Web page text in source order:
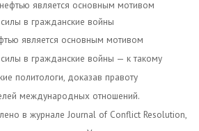
является основным мотивом
в гражданские войны — к такому
политологи, доказав правоту
международных отношений.
в журнале Journal of Conflict Resolution,